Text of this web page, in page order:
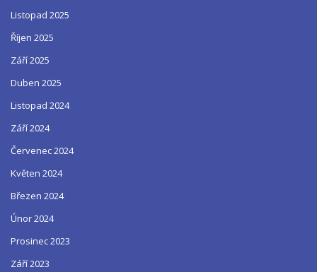
Listopad 2025
Říjen 2025
Září 2025
Duben 2025
Listopad 2024
Září 2024
Červenec 2024
Květen 2024
Březen 2024
Únor 2024
Prosinec 2023
Září 2023